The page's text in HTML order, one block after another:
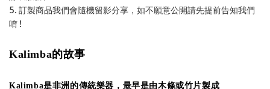
5. 訂製商品我們會隨機留影分享，如不願意公開請先提前告知我們
唷 !
Kalimba的故事
Kalimba是非洲的傳統樂器，最早是由木條或竹片製成